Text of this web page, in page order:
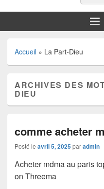
Accueil » La Part-Dieu
ARCHIVES DES
DIEU
comme acheter
Posté le avril 5, 2025paradmin
Acheter mdma au paris
on Threema